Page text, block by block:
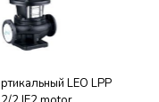
LEO LPP